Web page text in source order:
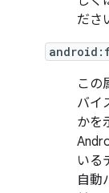
ださ
この
バイ
かを
いる
自動